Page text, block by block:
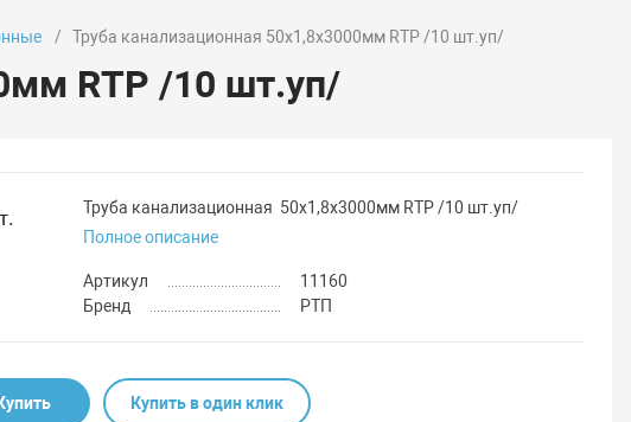
Труба канализационная 50х1,8х3000мм RTP /10 шт.уп/
RTP /10 шт.уп/
Труба канализационная 50х1,8х3000мм RTP /10 шт.уп/
Полное описание
Артикул
11160
Бренд
РТП
Купить Купить в один клик